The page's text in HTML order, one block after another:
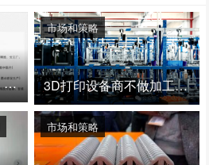
2025年将近30个项目、150亿投资：3D打印真的迎来爆发拐点了吗 3D打印设备商不做加工服务，就成了旁观者！
市场和策略
市场和策略